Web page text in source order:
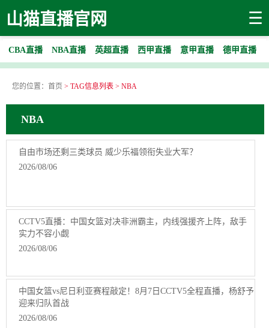
山猫直播官网 ☰
CBA直播 NBA直播 英超直播 西甲直播 意甲直播 德甲直播
您的位置： 首页 > TAG信息列表 > NBA
NBA
自由市场还剩三类球员 威少乐福领衔失业大军？
2026/08/06
CCTV5直播：中国女篮对决非洲霸主，内线强援齐上阵，敌手
实力不容小觑
2026/08/06
中国女篮vs尼日利亚赛程敲定！8月7日CCTV5全程直播，杨舒予
迎来归队首战
2026/08/06